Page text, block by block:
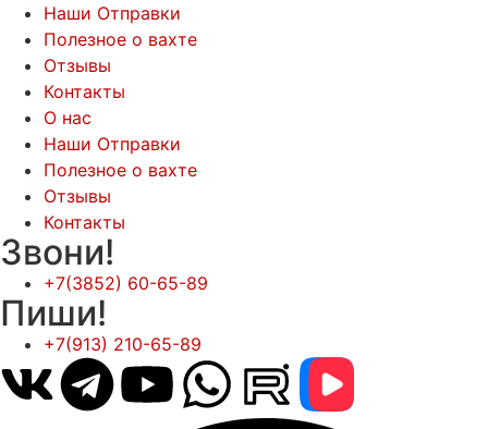
Наши Отправки
Полезное о вахте
Отзывы
Контакты
О нас
Наши Отправки
Полезное о вахте
Отзывы
Контакты
Звони!
+7(3852) 60-65-89
Пиши!
+7(913) 210-65-89